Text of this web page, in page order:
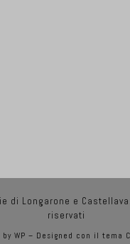
di Longarone e
riservati
by WP – Designed con il tema